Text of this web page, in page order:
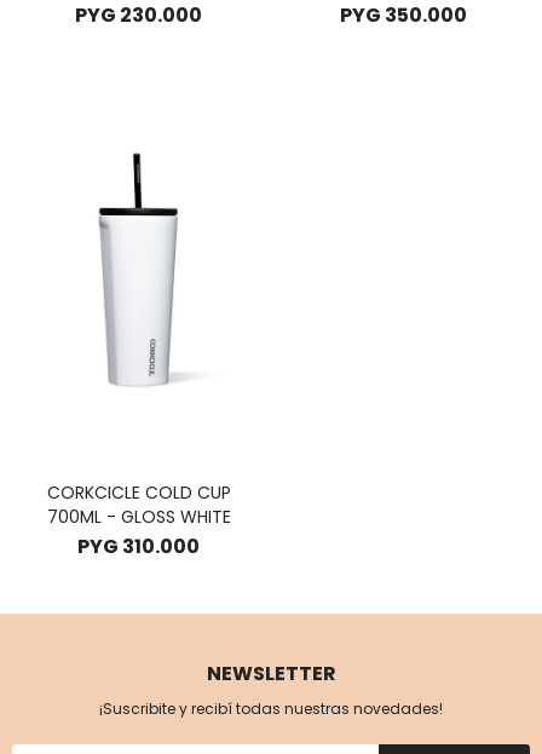
PYG 230.000 PYG 350.000
CORKCICLE COLD CUP
700ML - GLOSS WHITE
PYG 310.000
NEWSLETTER
¡Suscribite y recibí todas nuestras novedades!